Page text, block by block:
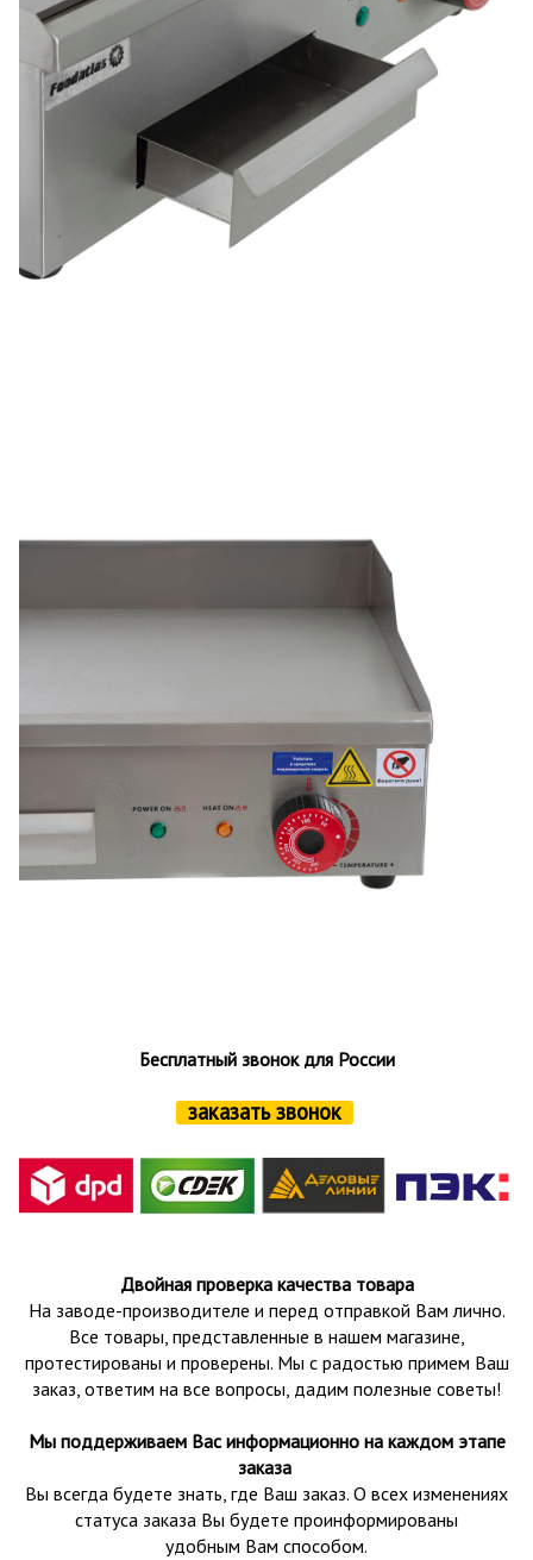
Бесплатный звонок для России
заказать звонок
Двойная проверка качества товара
На заводе-производителе и перед отправкой Вам лично.
Все товары, представленные в нашем магазине,
протестированы и проверены. Мы с радостью примем Ваш
заказ, ответим на все вопросы, дадим полезные советы!
Мы поддерживаем Вас информационно на каждом этапе
заказа
Вы всегда будете знать, где Ваш заказ. О всех изменениях
статуса заказа Вы будете проинформированы
удобным Вам способом.